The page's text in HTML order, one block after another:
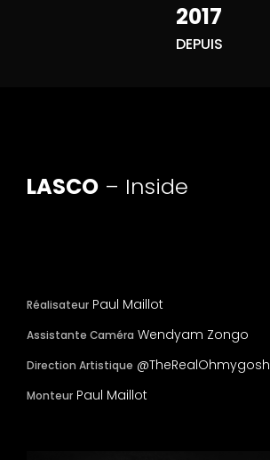
2017
DEPUIS
LASCO – Inside
Réalisateur Paul Maillot
Assistante Caméra Wendyam Zongo
Direction Artistique @TheRealOhmygosh
Monteur Paul Maillot